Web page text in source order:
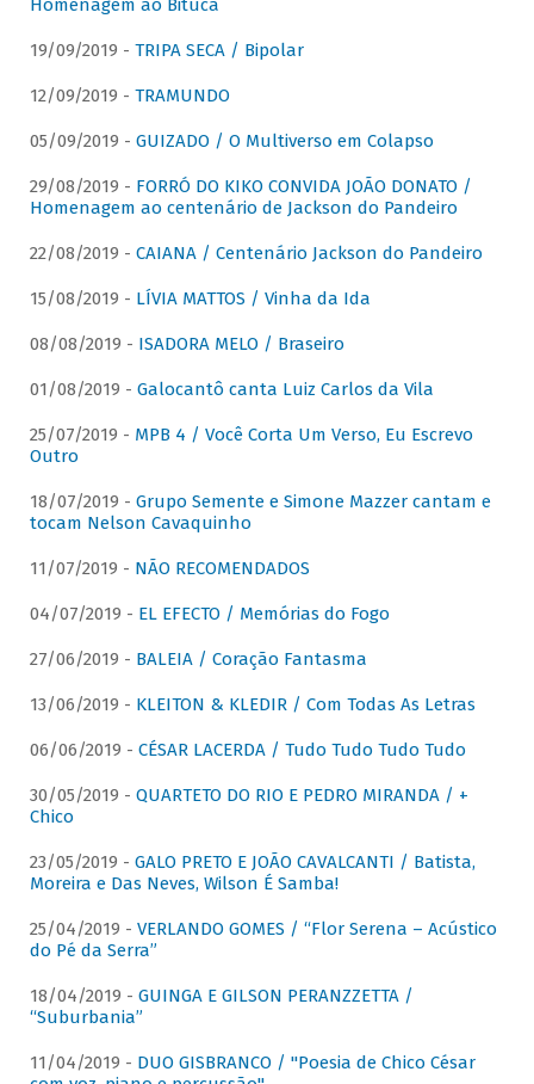
Homenagem ao Bituca
19/09/2019 - TRIPA SECA / Bipolar
12/09/2019 - TRAMUNDO
05/09/2019 - GUIZADO / O Multiverso em Colapso
29/08/2019 - FORRÓ DO KIKO CONVIDA JOÃO DONATO /
Homenagem ao centenário de Jackson do Pandeiro
22/08/2019 - CAIANA / Centenário Jackson do Pandeiro
15/08/2019 - LÍVIA MATTOS / Vinha da Ida
08/08/2019 - ISADORA MELO / Braseiro
01/08/2019 - Galocantô canta Luiz Carlos da Vila
25/07/2019 - MPB 4 / Você Corta Um Verso, Eu Escrevo
Outro
18/07/2019 - Grupo Semente e Simone Mazzer cantam e
tocam Nelson Cavaquinho
11/07/2019 - NÃO RECOMENDADOS
04/07/2019 - EL EFECTO / Memórias do Fogo
27/06/2019 - BALEIA / Coração Fantasma
13/06/2019 - KLEITON & KLEDIR / Com Todas As Letras
06/06/2019 - CÉSAR LACERDA / Tudo Tudo Tudo Tudo
30/05/2019 - QUARTETO DO RIO E PEDRO MIRANDA / +
Chico
23/05/2019 - GALO PRETO E JOÃO CAVALCANTI / Batista,
Moreira e Das Neves, Wilson É Samba!
25/04/2019 - VERLANDO GOMES / “Flor Serena – Acústico
do Pé da Serra”
18/04/2019 - GUINGA E GILSON PERANZZETTA /
“Suburbania”
11/04/2019 - DUO GISBRANCO / "Poesia de Chico César